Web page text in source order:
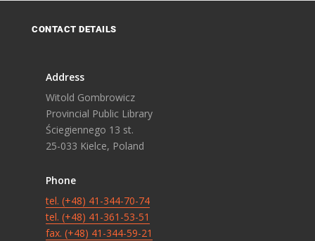
CONTACT DETAILS
Address
Witold Gombrowicz
Provincial Public Library
Ściegiennego 13 st.
25-033 Kielce, Poland
Phone
tel. (+48) 41-344-70-74
tel. (+48) 41-361-53-51
fax. (+48) 41-344-59-21